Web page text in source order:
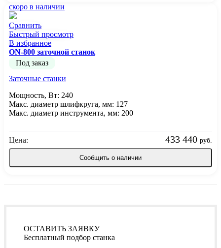
скоро в наличии
Сравнить
Быстрый просмотр
В избранное
ON-800 заточной станок
Под заказ
Заточные станки
Цена: 433 440 руб.
Мощность, Вт: 240
Макс. диаметр шлифкруга, мм: 127
Макс. диаметр инструмента, мм: 200
Сообщить о наличии
ОСТАВИТЬ ЗАЯВКУ
Бесплатный подбор станка